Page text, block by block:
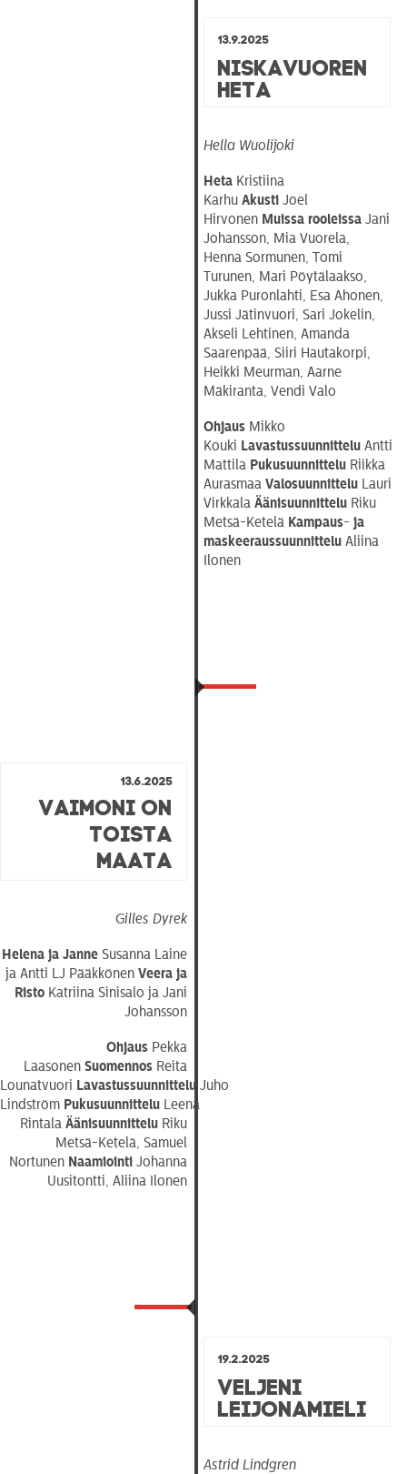
13.9.2025
Niskavuoren
Heta
Hella Wuolijoki
HetaKristiina
Karhu AkustiJoel
Hirvonen Muissa rooleissaJani
Johansson, Mia Vuorela,
Henna Sormunen, Tomi
Turunen, Mari Pöytälaakso,
Jukka Puronlahti, Esa Ahonen,
Jussi Jätinvuori, Sari Jokelin,
Akseli Lehtinen, Amanda
Saarenpää, Siiri Hautakorpi,
Heikki Meurman, Aarne
Mäkiranta, Vendi Valo
OhjausMikko
Kouki LavastussuunnitteluAntti
Mattila PukusuunnitteluRiikka
Aurasmaa ValosuunnitteluLauri
Virkkala ÄänisuunnitteluRiku
Metsä-Ketelä Kampaus- ja
maskeeraussuunnitteluAliina
Ilonen
13.6.2025
Vaimoni on
toista
maata
Gilles Dyrek
Helena ja Janne Susanna Laine
ja Antti LJ PääkkönenVeera ja
Risto Katriina Sinisalo ja Jani
Johansson
Ohjaus Pekka
LaasonenSuomennos Reita
Lounatvuori Lavastussuunnittelu Juho
Lindström Pukusuunnittelu Leena
RintalaÄänisuunnittelu Riku
Metsä-Ketelä, Samuel
Nortunen Naamiointi Johanna
Uusitontti, Aliina Ilonen
19.2.2025
Veljeni
Leijonamieli
Astrid Lindgren